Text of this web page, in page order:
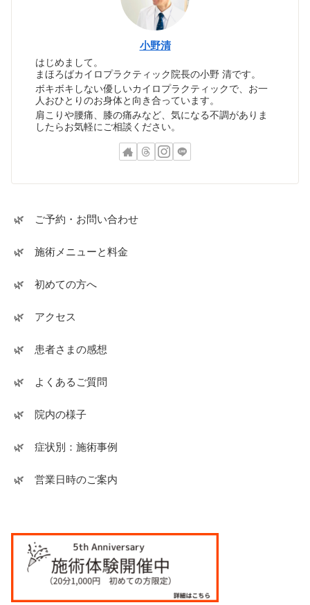
小野清
はじめまして。
まほろばカイロプラクティック院長の小野 清です。
ボキボキしない優しいカイロプラクティックで、お一
人おひとりのお身体と向き合っています。
肩こりや腰痛、膝の痛みなど、気になる不調がありま
したらお気軽にご相談ください。
🌿 ご予約・お問い合わせ
🌿 施術メニューと料金
🌿 初めての方へ
🌿 アクセス
🌿 患者さまの感想
🌿 よくあるご質問
🌿 院内の様子
🌿 症状別：施術事例
🌿 営業日時のご案内